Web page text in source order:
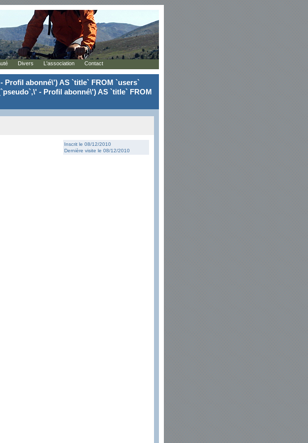
Profil abonné\') AS `title` FROM `users`
- Profil abonné\') AS `title` FROM
Inscrit le 08/12/2010
Dernière visite le 08/12/2010
Divers L'association Contact